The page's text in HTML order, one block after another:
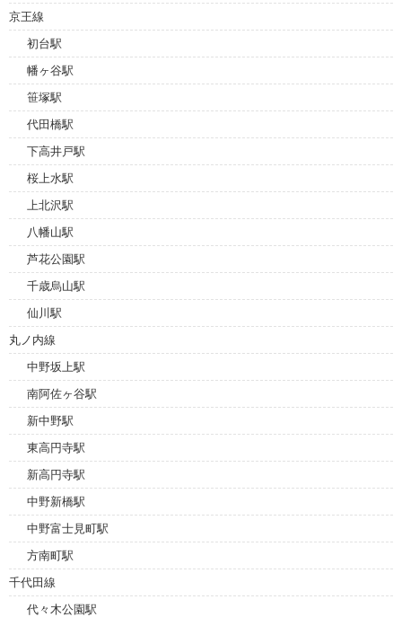
京王線
初台駅
幡ヶ谷駅
笹塚駅
代田橋駅
下高井戸駅
桜上水駅
上北沢駅
八幡山駅
芦花公園駅
千歳烏山駅
仙川駅
丸ノ内線
中野坂上駅
南阿佐ヶ谷駅
新中野駅
東高円寺駅
新高円寺駅
中野新橋駅
中野富士見町駅
方南町駅
千代田線
代々木公園駅